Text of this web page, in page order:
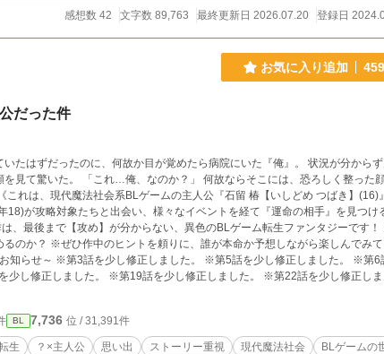
感想数 42 文字数 89,763 最終更新日 2026.07.20 登録日
お気に入り追加 459
だった件
たはずだったのに、何故か目が覚めたら病院にいた『俺』。 状況が分から
らそこには、恐ろしく整った顔立ち
18)が攻略対象たちと出会い、様々なイベントを経て『運命の相手』を見つけ
るのか？ ※ぜひ作中のヒントを頼りに、誰が本命か予想しながら楽しんでみ
少し修正しました。 ※第19話を少し修正しました。 ※第22話を少し修正しま
た。 ※第25話を少し修正しました。 ※第26話を少し修正しました。 ※第30話
一言だけでも構いません！)、いいね、お気に入
大歓迎です！！ ※表紙絵は作者が生成AIで試しに作ってみたものです。
BL 7,736 位 / 31,391件
生 ？×主人公 思い出 ストーリー重視 現代魔法社会
BLゲームの